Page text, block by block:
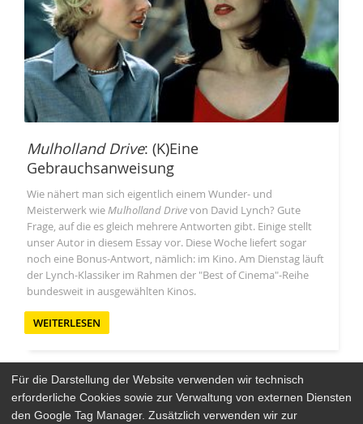
Mulholland Drive: (K)Eine
Gebrauchsanweisung
Wie nähert man sich eigentlich einem Wunder- und
Meisterwerk wieMulholland Drivevon David Lynch? Gute
Frage, auf die es gleich mehrere Antworten gibt. Einige stellt
unser Autor in diesem Essay vor. Diese Woche liefert sogar
noch eine Bonus-Antwort, nämlich: im Kino. Am Dienstag läuft
der Lynch-Klassiker im Rahmen der "Best of Cinema"-Reihe
bundesweit in ausgewählten Kinos.
WEITERLESEN
Für die Darstellung der Website verwenden wir technisch
erforderliche Cookies sowie zur Verwaltung von externen Diensten
den Google Tag Manager. Zusätzlich verwenden wir zur